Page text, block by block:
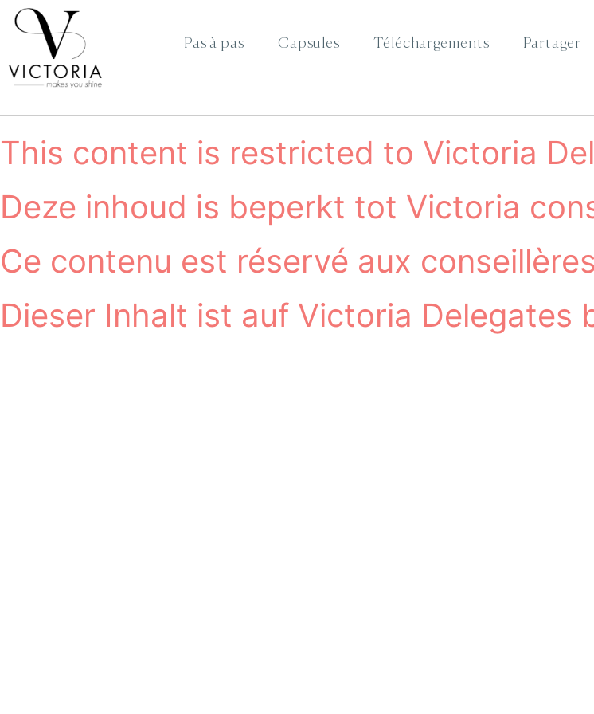
Pas à pas Capsules Téléchargements Partager
This content is restricted to Victoria
Deze inhoud is beperkt tot Victoria
Ce contenu est réservé aux
Dieser Inhalt ist auf Victoria Delegates